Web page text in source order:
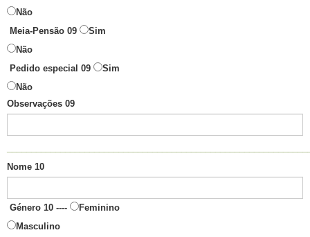
Não
Meia-Pensão 09
Sim
Não
Pedido especial 09
Sim
Não
Observações 09
Nome 10
Género 10 ----
Feminino
Masculino